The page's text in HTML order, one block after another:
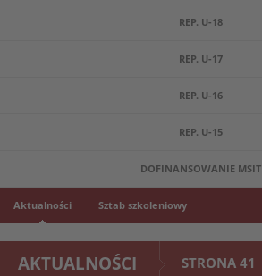
REP. U-18
REP. U-17
REP. U-16
REP. U-15
DOFINANSOWANIE MSIT
Aktualności Sztab szkoleniowy
AKTUALNOŚCI STRONA 41